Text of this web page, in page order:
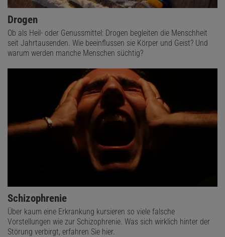
Drogen
Ob als Heil- oder Genussmittel: Drogen begleiten die Menschheit
seit Jahrtausenden. Wie beeinflussen sie Körper und Geist? Und
warum werden manche Menschen süchtig?
Schizophrenie
Über kaum eine Erkrankung kursieren so viele falsche
Vorstellungen wie zur Schizophrenie. Was sich wirklich hinter der
Störung verbirgt, erfahren Sie hier.